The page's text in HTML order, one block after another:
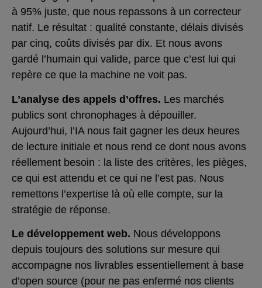
à 95% juste, que nous repassons à un correcteur
natif. Le résultat : qualité constante, délais divisés
par cinq, coûts divisés par dix. Et nous avons
gardé l’humain qui valide, parce que c’est lui qui
repère ce que la machine ne voit pas.
L’analyse des appels d’offres. Les marchés
publics sont chronophages à dépouiller.
Aujourd’hui, l’IA nous fait gagner les deux heures
de lecture initiale et nous rend ce dont nous avons
réellement besoin : la liste des critères, les pièges,
ce qui est attendu et ce qui ne l’est pas. Nous
remettons l’expertise là où elle compte, sur la
stratégie de réponse.
Le développement web. Nous développons
depuis toujours des solutions sur mesure qui
accompagne nos livrables essentiellement à base
d’open source (pour ne pas enfermé nos clients